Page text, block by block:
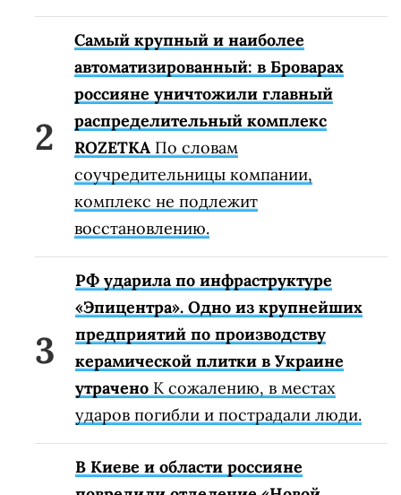
Самый крупный и наиболее
автоматизированный: в Броварах
россияне уничтожили главный
распределительный комплекс
ROZETKA По словам
соучредительницы компании,
комплекс не подлежит
восстановлению.
РФ ударила по инфраструктуре
«Эпицентра». Одно из крупнейших
предприятий по производству
керамической плитки в Украине
утрачено К сожалению, в местах
ударов погибли и пострадали люди.
В Киеве и области россияне